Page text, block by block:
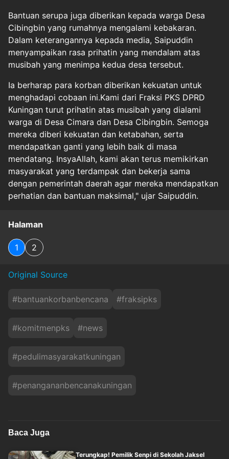
Bantuan serupa juga diberikan kepada warga Desa
Cibingbin yang rumahnya mengalami kebakaran.
Dalam keterangannya kepada media, Saipuddin
menyampaikan rasa prihatin yang mendalam atas
musibah yang menimpa kedua desa tersebut.
Ia berharap para korban diberikan kekuatan untuk
menghadapi cobaan ini.Kami dari Fraksi PKS DPRD
Kuningan turut prihatin atas musibah yang dialami
warga di Desa Cimara dan Desa Cibingbin. Semoga
mereka diberi kekuatan dan ketabahan, serta
mendapatkan ganti yang lebih baik di masa
mendatang. InsyaAllah, kami akan terus memikirkan
masyarakat yang terdampak dan bekerja sama
dengan pemerintah daerah agar mereka mendapatkan
perhatian dan bantuan maksimal," ujar Saipuddin.
Halaman
1 2
Original Source
#bantuankorbanbencana #fraksipks
#komitmenpks #news
#pedulimasyarakatkuningan
#penangananbencanakuningan
Baca Juga
Terungkap! Pemilik Senpi di Sekolah Jaksel